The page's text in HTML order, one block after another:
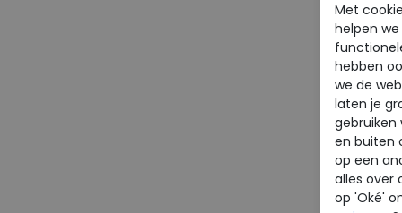
Met
helpen we
hebben
we de
laten je
gebruiken
en buiten
op een
alles over
op 'Oké'